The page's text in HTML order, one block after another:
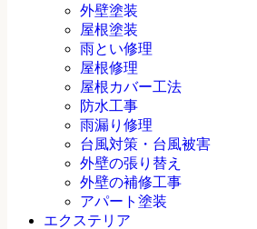
外壁塗装
屋根塗装
雨とい修理
屋根修理
屋根カバー工法
防水工事
雨漏り修理
台風対策・台風被害
外壁の張り替え
外壁の補修工事
アパート塗装
エクステリア